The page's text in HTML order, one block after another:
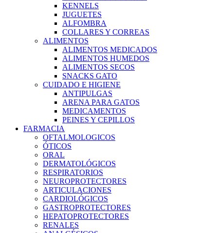
KENNELS
JUGUETES
ALFOMBRA
COLLARES Y CORREAS
ALIMENTOS
ALIMENTOS MEDICADOS
ALIMENTOS HUMEDOS
ALIMENTOS SECOS
SNACKS GATO
CUIDADO E HIGIENE
ANTIPULGAS
ARENA PARA GATOS
MEDICAMENTOS
PEINES Y CEPILLOS
FARMACIA
OFTALMOLOGICOS
ÓTICOS
ORAL
DERMATOLÓGICOS
RESPIRATORIOS
NEUROPROTECTORES
ARTICULACIONES
CARDIOLÓGICOS
GASTROPROTECTORES
HEPATOPROTECTORES
RENALES